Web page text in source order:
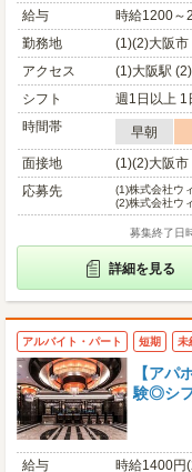
給与
時給1200
勤務地
(1)(2)大阪市
アクセス
(1)大阪駅
シフト
週1日以上 1
時間帯
早朝
面接地
(1)(2)大阪市
応募先
(1)株式会社ウ
(2)株式会社ウ
募集終了日
詳細を見る
アルバイト・パート 短期 未
【アパ
験◎シ
給与
時給1400円